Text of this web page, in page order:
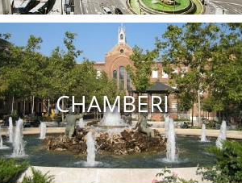
Pisos en venta barrio Salamanca
CHAMBERI